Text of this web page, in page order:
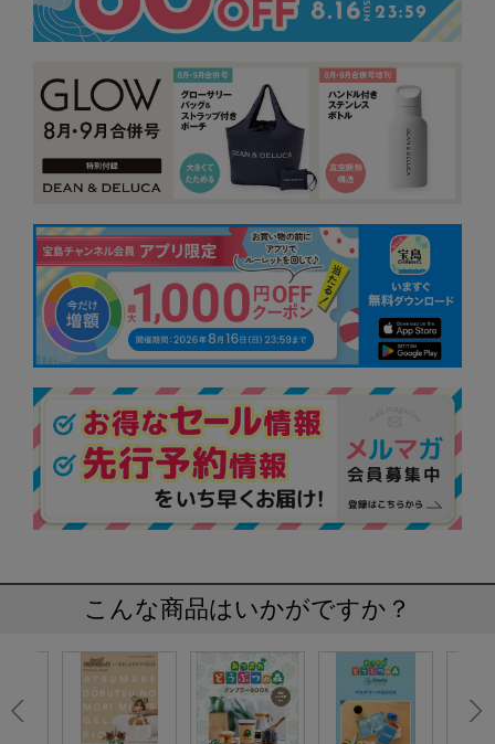
こんな商品はいかがですか？